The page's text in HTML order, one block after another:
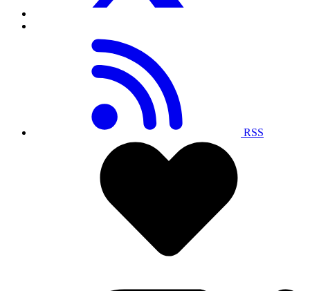
RSS